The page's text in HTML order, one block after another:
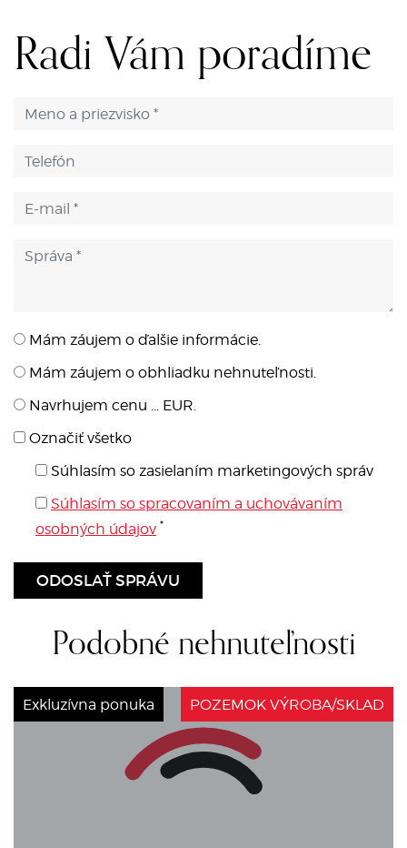
Radi Vám poradíme
Mám záujem o ďalšie informácie.
Mám záujem o obhliadku nehnuteľnosti.
Navrhujem cenu ... EUR.
Označiť všetko
Súhlasím so zasielaním marketingových správ
Súhlasím so spracovaním a uchovávaním
osobných údajov *
Podobné nehnuteľnosti
Exkluzívna ponuka POZEMOK VÝROBA/SKLAD